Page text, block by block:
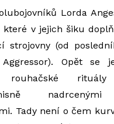
Lorda
které v jejich šiku
strojovny (od
Aggressor). Opět se
rouhačské
Tady není o čem